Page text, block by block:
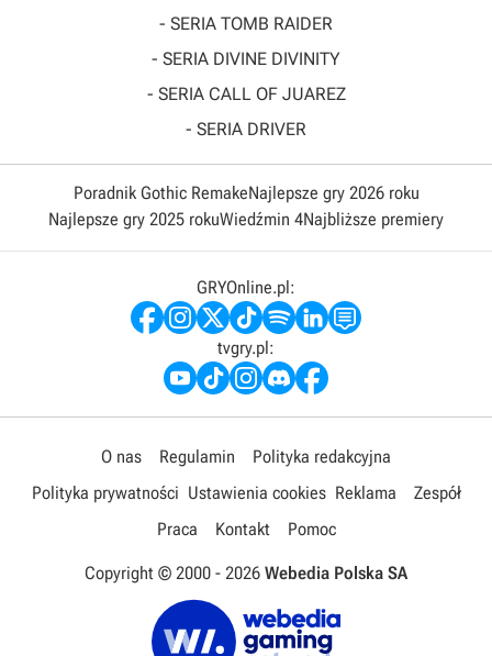
- SERIA TOMB RAIDER
- SERIA DIVINE DIVINITY
- SERIA CALL OF JUAREZ
- SERIA DRIVER
Poradnik Gothic RemakeNajlepsze gry 2026 roku
Najlepsze gry 2025 rokuWiedźmin 4Najbliższe premiery
GRYOnline.pl:
tvgry.pl:
O nas Regulamin
Polityka redakcyjna
Polityka prywatności Ustawienia cookies Reklama
Zespół
Praca
Kontakt Pomoc
Copyright © 2000 - 2026 Webedia Polska SA